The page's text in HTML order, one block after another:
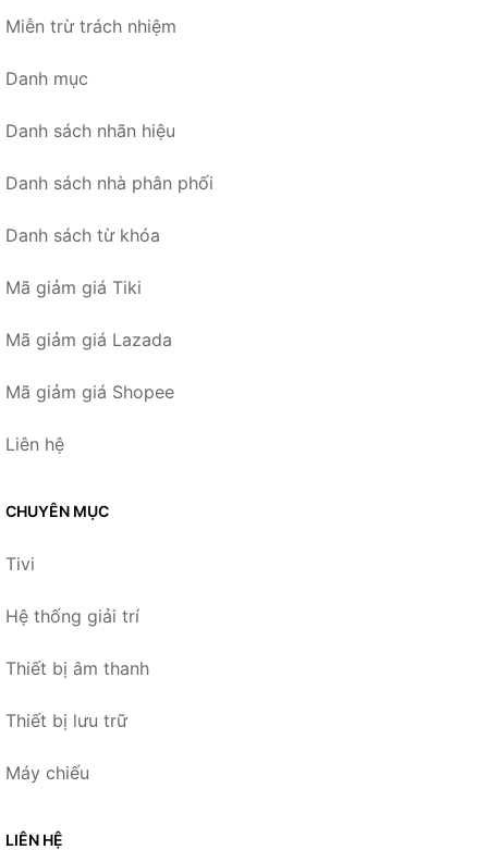
Miễn trừ trách nhiệm
Danh mục
Danh sách nhãn hiệu
Danh sách nhà phân phối
Danh sách từ khóa
Mã giảm giá Tiki
Mã giảm giá Lazada
Mã giảm giá Shopee
Liên hệ
CHUYÊN MỤC
Tivi
Hệ thống giải trí
Thiết bị âm thanh
Thiết bị lưu trữ
Máy chiếu
LIÊN HỆ